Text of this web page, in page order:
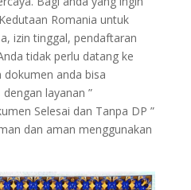
Romania untuk
izin tinggal, pendaftaran
tidak perlu datang ke
dokumen anda bisa
layanan ”
Selesai dan Tanpa DP ”
dan aman menggunakan